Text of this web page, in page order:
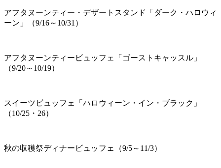
アフタヌーンティー・デザートスタンド「ダーク・ハロウィ
ーン」（9/16～10/31）
アフタヌーンティービュッフェ「ゴーストキャッスル」
（9/20～10/19）
スイーツビュッフェ「ハロウィーン・イン・ブラック」
（10/25・26）
秋の収穫祭ディナービュッフェ（9/5～11/3）